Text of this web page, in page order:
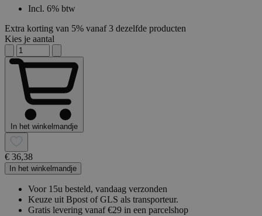
Incl. 6% btw
Extra korting van 5% vanaf 3 dezelfde producten
Kies je aantal
In het winkelmandje
€ 36,38
In het winkelmandje
Voor 15u besteld, vandaag verzonden
Keuze uit Bpost of GLS als transporteur.
Gratis levering vanaf €29 in een parcelshop